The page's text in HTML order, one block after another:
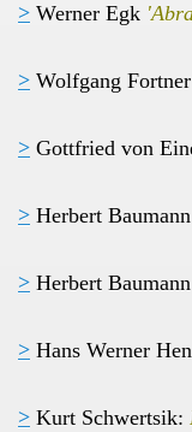
> Werner Egk
> Wolfgang Fortner
> Gottfried von
> Herbert Baumann
> Herbert Baumann
> Hans Werner
> Kurt Schwertsik: